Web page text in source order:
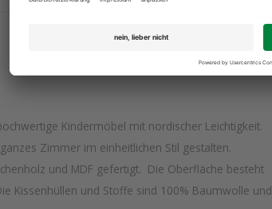
Kindermöbel mit nordischer Leichtigkeit.
Zimmer im einheitlichen Stil gestalten.
und MDF gefertigt. Die Oberfläche besteht
Kissenhüllen und Stoffe sind 100% Baumwolle und